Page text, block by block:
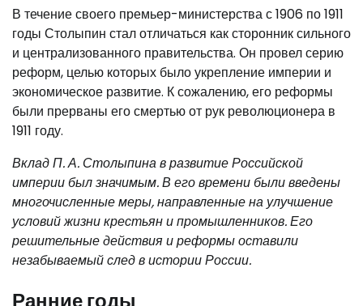
В течение своего премьер-министерства с 1906 по 1911
годы Столыпин стал отличаться как сторонник сильного
и централизованного правительства. Он провел серию
реформ, целью которых было укрепление империи и
экономическое развитие. К сожалению, его реформы
были прерваны его смертью от рук революционера в
1911 году.
Вклад П. А. Столыпина в развитие Российской
империи был значимым. В его времени были введены
многочисленные меры, направленные на улучшение
условий жизни крестьян и промышленников. Его
решительные действия и реформы оставили
незабываемый след в истории России.
Ранние годы